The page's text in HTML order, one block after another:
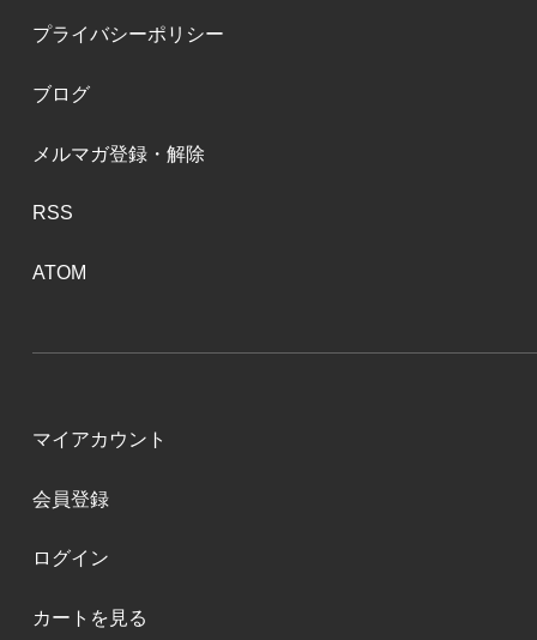
プライバシーポリシー
ブログ
メルマガ登録・解除
RSS
ATOM
マイアカウント
会員登録
ログイン
カートを見る